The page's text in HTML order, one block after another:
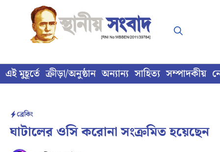
content
এই মুহূর্তে ক্রীড়া/অনুষ্ঠান অন্যান্য সাহিত্য সম্পাদকীয়
ব্রেকিং
ঘাটালের ওসি করোনা সংক্রমিত হয়েছেন